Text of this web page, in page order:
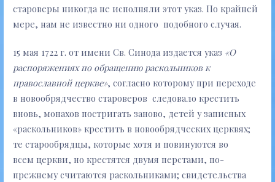
староверы никогда не исполняли этот указ. По крайней
мере, нам не известно ни одного подобного случая.
15 мая 1722 г. от имени Св. Синода издается указ «О
распоряжениях по обращению раскольников к
православной церкве», согласно которому при переходе
в новообрядчество староверов следовало крестить
вновь, монахов постригать заново, детей у записных
«раскольников» крестить в новообрядческих церквях;
те старообрядцы, которые хотя и повинуются во
всем церкви, но крестятся двумя перстами, по-
прежнему считаются раскольниками; свидетельства